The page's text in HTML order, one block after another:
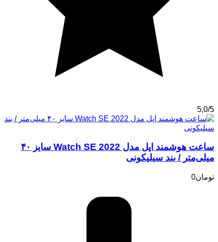
5,0/5
ساعت هوشمند اپل مدل Watch SE 2022 سایز ۴۰
میلی‌متر / بند سیلیکونی
تومان0